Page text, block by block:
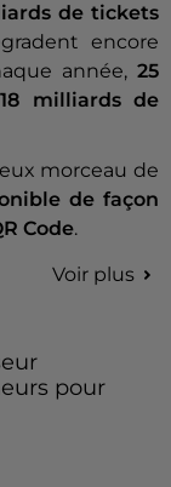
de tickets
encore
année, 25
milliards de
morceau de
de façon
Code.
Voir plus
pour